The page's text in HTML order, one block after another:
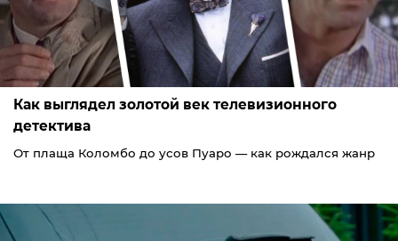
Как выглядел золотой век телевизионного
детектива
От плаща Коломбо до усов Пуаро — как рождался жанр